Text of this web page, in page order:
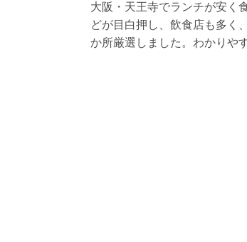
大阪・天王寺でランチが安く
どが目白押し、飲食店も多く
か所厳選しました。わかりや